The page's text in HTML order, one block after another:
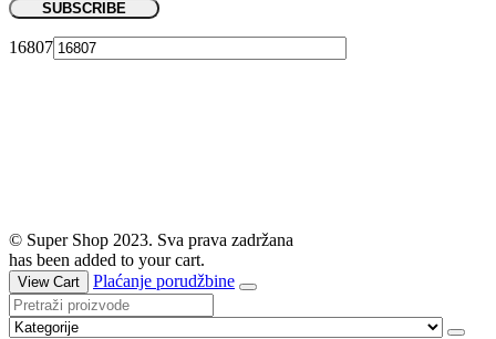
16807
© Super Shop 2023. Sva prava zadržana
has been added to your cart.
View Cart Plaćanje porudžbine